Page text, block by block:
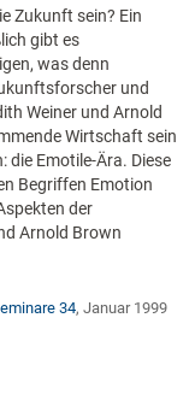
Zukunft sein? Ein
gibt es
was denn
und
Weiner und Arnold
Wirtschaft sein
die Emotile-Ära. Diese
Begriffen Emotion
der
Arnold Brown
34, Januar 1999